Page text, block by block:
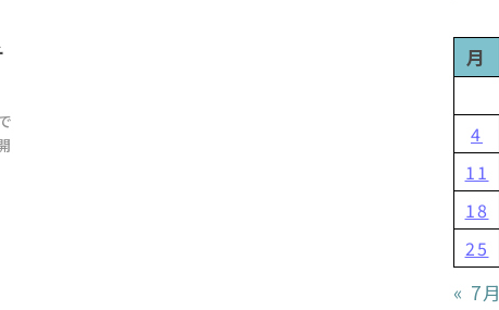
月
4
11
18
25
« 7月